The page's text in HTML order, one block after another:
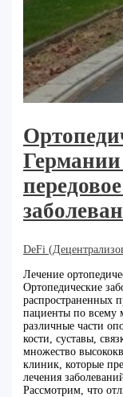
Германии
DeFi
Лечение
Ортопедические
распространенных
пациенты по всему
различные части
кости, суставы,
множество
клиник, которые
лечения
Рассмотрим, что